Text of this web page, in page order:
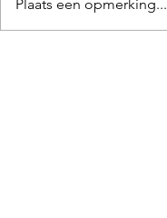
Plaats een opmerking...